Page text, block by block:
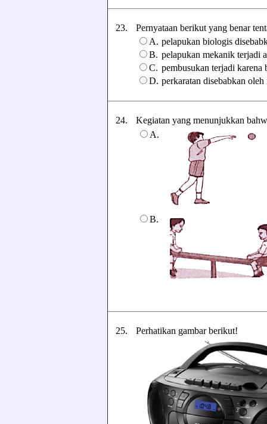
23.
Pernyataan berikut yang benar
A. pelapukan biologis
B. pelapukan mekanik terjadi
C. pembusukan terjadi
D. perkaratan disebabkan
24.
Kegiatan yang menunjukkan
A.
B.
25. Perhatikan gambar berikut!